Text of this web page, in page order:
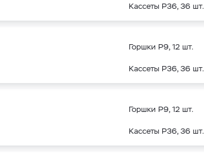
Кассеты Р36, 36 шт.
Горшки Р9, 12 шт.
Кассеты Р36, 36 шт.
Горшки Р9, 12 шт.
Кассеты Р36, 36 шт.